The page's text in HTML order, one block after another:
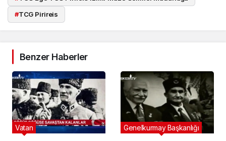
#TCG Pirireis
Benzer Haberler
Vatan Genelkurmay Başkanlığı